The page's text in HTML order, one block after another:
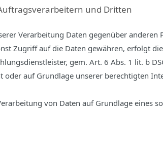
und Dritten
Verarbeitung Daten gegenüber
Zugriff auf die Daten gewähren, erfolgt
gem. Art. 6 Abs. 1 lit. b
auf Grundlage unserer berechtigten
von Daten auf Grundlage eines